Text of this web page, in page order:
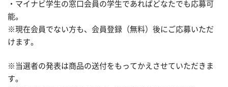
・マイナビ学生の窓口会員の学生であればどなたでも応募可
能。
※現在会員でない方も、会員登録（無料）後にご応募いただ
けます。
※当選者の発表は商品の送付をもってかえさせていただきま
す。